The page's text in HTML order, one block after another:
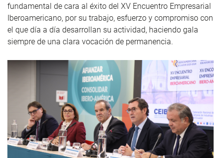
fundamental de cara al éxito del XV Encuentro Empresarial
Iberoamericano, por su trabajo, esfuerzo y compromiso con
el que día a día desarrollan su actividad, haciendo gala
siempre de una clara vocación de permanencia.